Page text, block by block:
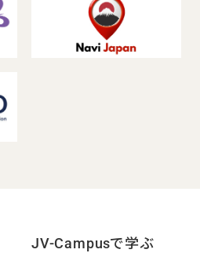
JV-Campusで学ぶ